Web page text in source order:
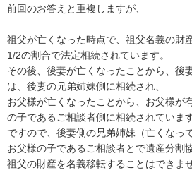
前回のお答えと重複しますが、
祖父が亡くなった時点で、祖父名義の財
1/2の割合で法定相続されています。
その後、後妻が亡くなったことから、後
は、後妻の兄弟姉妹側に相続され、
お父様が亡くなったことから、お父様が
の子であるご相談者側に相続されています
ですので、後妻側の兄弟姉妹（亡くなっ
お父様の子であるご相談者とで遺産分割
祖父の財産を名義移転することはできませ